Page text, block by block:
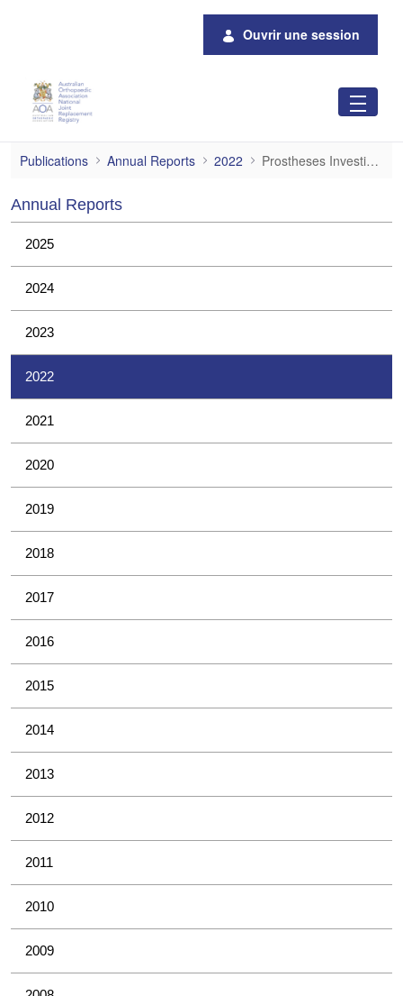
Ouvrir une session
Prostheses Investigations
Publications Annual Reports 2022 Prostheses Investigations
Annual Reports
2025
2024
2023
2022
2021
2020
2019
2018
2017
2016
2015
2014
2013
2012
2011
2010
2009